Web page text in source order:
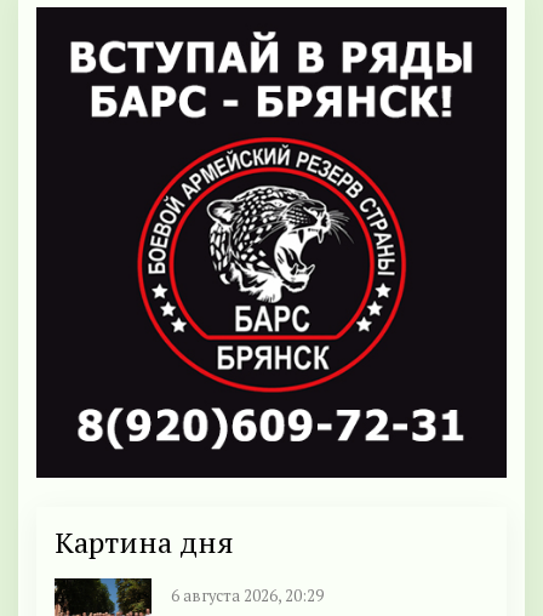
Картина дня
6 августа 2026, 20:29